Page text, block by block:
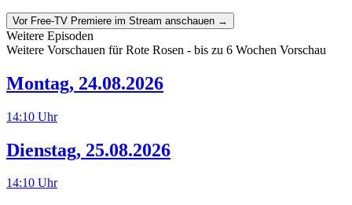
Vor Free-TV Premiere im Stream anschauen →
Weitere Episoden
Weitere Vorschauen fürRote Rosen - bis zu 6 Wochen Vorschau
Montag, 24.08.2026
14:10 Uhr
Dienstag, 25.08.2026
14:10 Uhr